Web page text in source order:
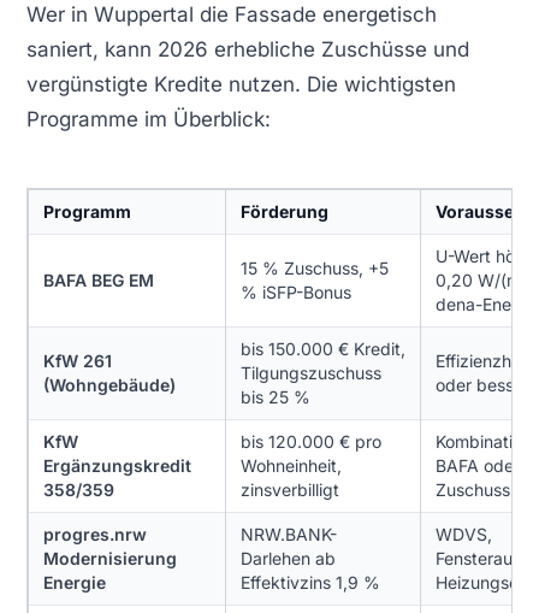
Wer in Wuppertal die Fassade energetisch
saniert, kann 2026 erhebliche Zuschüsse und
vergünstigte Kredite nutzen. Die wichtigsten
Programme im Überblick:
Programm Förderung
BAFA BEG EM
15 % Zuschuss, +5
% iSFP-Bonus
U-Wert
0,20 W/
dena-
KfW 261
(Wohngebäude)
bis 150.000 € Kredit,
Tilgungszuschuss
bis 25 %
oder besser
KfW
Ergänzungskredit
358/359
bis 120.000 € pro
Wohneinheit,
zinsverbilligt
Kombination
BAFA oder
Zuschuss
progres.nrw
Modernisierung
Energie
NRW.BANK-
Darlehen ab
Effektivzins 1,9 %
WDVS,